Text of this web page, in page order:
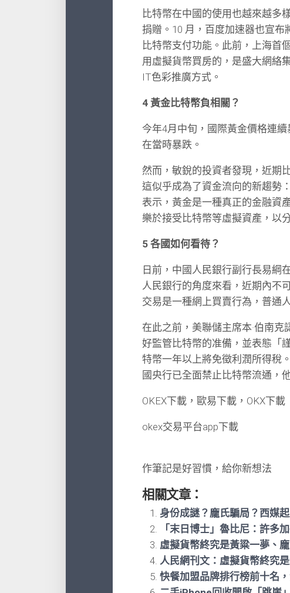
比特幣在中國的使用也越來越多
捐贈。10 月，百度加速器也宣
比特幣支付功能。此前，上海首
用虛擬貨幣買房的，是盛大網絡
IT色彩推廣方式。
4 黃金比特幣負相關？
今年4月中旬，國際黃金價格連
在當時暴跌。
然而，敏銳的投資者發現，近期
這似乎成為了資金流向的新趨勢
表示，黃金是一種真正的金融資
樂於接受比特幣等虛擬資產，以
5 各國如何看待？
日前，中國人民銀行副行長易綱
人民銀行的角度來看，近期內不
交易是一種網上買賣行為，普通
在此之前，美聯儲主席本·伯南
好監管比特幣的准備，並表態「
特幣一年以上將免徵利潤所得稅
國央行已全面禁止比特幣流通，
OKEX下載，歐易下載，OKX下載
okex交易平台app下載
作筆記是好習慣，給你新想法
相關文章：
身份成謎？龐氏騙局？西媒
「末日博士」魯比尼：許多
虛擬貨幣終究是黃粱一夢、
人民網刊文：虛擬貨幣終究
快餐加盟品牌排行榜前十名